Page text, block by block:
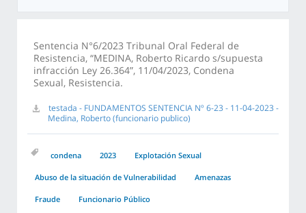
Sentencia N°6/2023 Tribunal Oral Federal de
Resistencia, “MEDINA, Roberto Ricardo s/supuesta
infracción Ley 26.364”, 11/04/2023, Condena
Sexual, Resistencia.
testada - FUNDAMENTOS SENTENCIA Nº 6-23 - 11-04-2023 -
Medina, Roberto (funcionario publico)
condena 2023 Explotación Sexual
Abuso de la situación de Vulnerabilidad Amenazas
Fraude Funcionario Público